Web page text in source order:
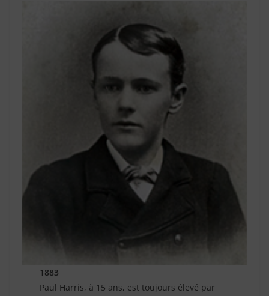
1883
Paul Harris, à 15 ans, est toujours élevé par